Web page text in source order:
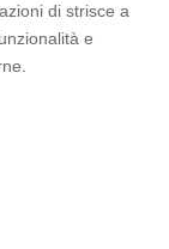
di strisce a
e